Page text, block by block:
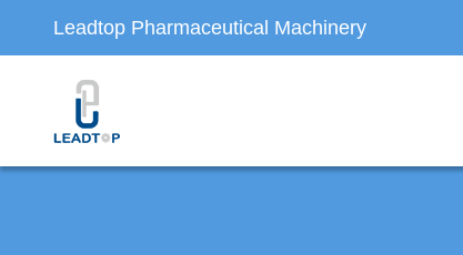
Leadtop Pharmaceutical Machinery